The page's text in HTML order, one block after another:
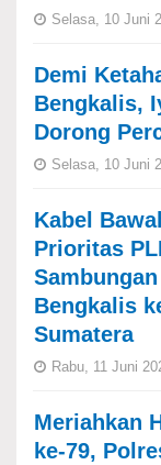
Selasa, 10 Juni
Demi
Bengkalis,
Dorong
Selasa, 10 Juni
Kabel
Prioritas
Bengkalis
Sumatera
Rabu, 11 Juni
Meriahkan
ke-79,